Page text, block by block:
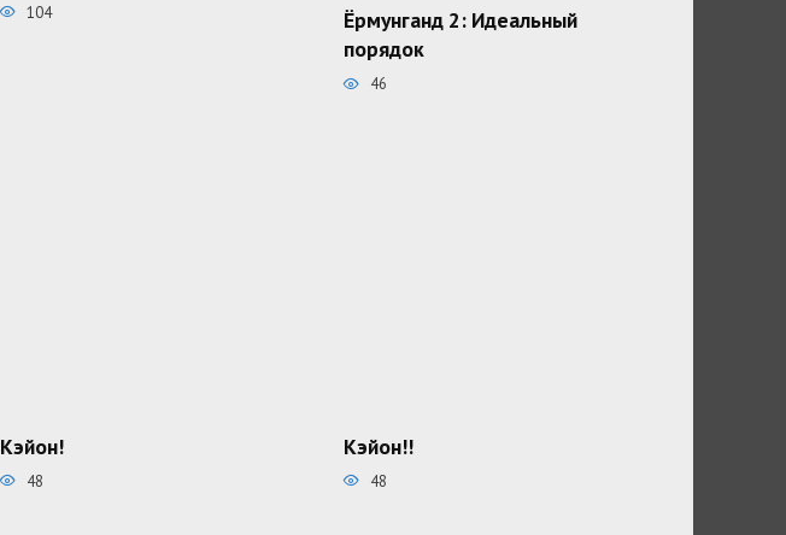
104
Ёрмунганд 2: Идеальный
порядок
46
Кэйон!
48
Кэйон!!
48